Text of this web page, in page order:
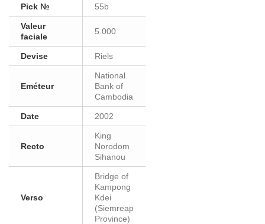
Pick № 55b
Valeur
faciale
5.000
Devise Riels
Eméteur
National
Bank of
Cambodia
Date 2002
Recto
King
Norodom
Sihanou
Verso
Bridge of
Kampong
Kdei
(Siemreap
Province)